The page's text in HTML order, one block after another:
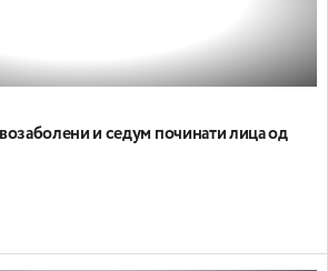
и седум починати лица од